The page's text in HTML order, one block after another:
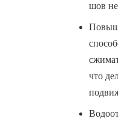
шов не
что